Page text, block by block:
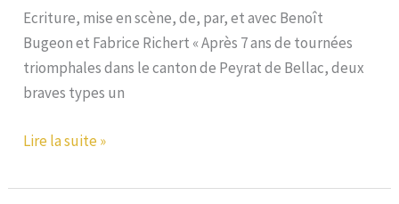
et
pi
d’aut’
trucs
Ecriture, mise en scène, de, par, et avec Benoît
Bugeon et Fabrice Richert « Après 7 ans de tournées
triomphales dans le canton de Peyrat de Bellac, deux
braves types un
Jazz
rue
Lire la suite »